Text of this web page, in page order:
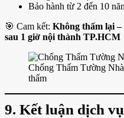
Bảo hành từ 2 đến 10
🎯 Cam kết: Không thấm lại
sau 1 giờ nội thành TP.HCM
Chống Thấm Tường
thấm
9. Kết luận dịch